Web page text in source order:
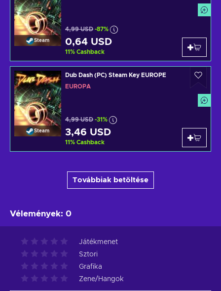
Steam
4,99 USD -87%
0,64 USD
11% Cashback
Steam
Dub Dash (PC) Steam Key EUROPE
EURÓPA
4,99 USD -31%
3,46 USD
11% Cashback
Továbbiak betöltése
Vélemények: 0
Játékmenet
Sztori
Grafika
Zene/Hangok